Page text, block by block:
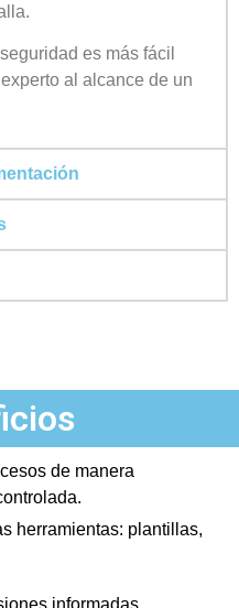
es más fácil
al alcance de un
de manera
herramientas: plantillas,
informadas